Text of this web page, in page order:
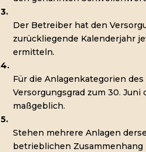
3.
Der Betreiber hat den
zurückliegende Kalenderjahr
ermitteln.
4.
Für die Anlagenkategorien des
Versorgungsgrad zum 30.
maßgeblich.
5.
Stehen mehrere Anlagen
betrieblichen Zusammenhang